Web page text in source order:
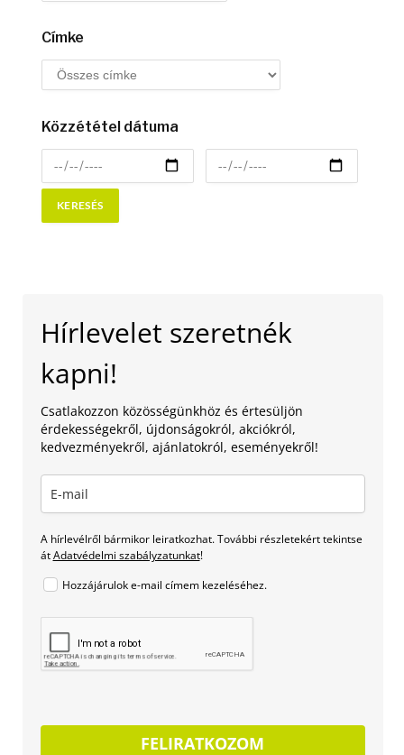
Címke
Közzététel dátuma
Hírlevelet szeretnék
kapni!
Csatlakozzon közösségünkhöz és értesüljön
érdekességekről, újdonságokról, akciókról,
kedvezményekről, ajánlatokról, eseményekről!
A hírlevélről bármikor leiratkozhat. További részletekért tekintse
átAdatvédelmi szabályzatunkat!
Hozzájárulok e-mail címem kezeléséhez.
FELIRATKOZOM